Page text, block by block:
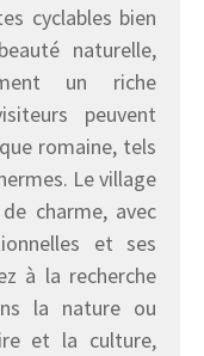
cyclables bien
naturelle,
un riche
peuvent
romaine, tels
Le village
charme, avec
et ses
à la recherche
la nature ou
et la culture,